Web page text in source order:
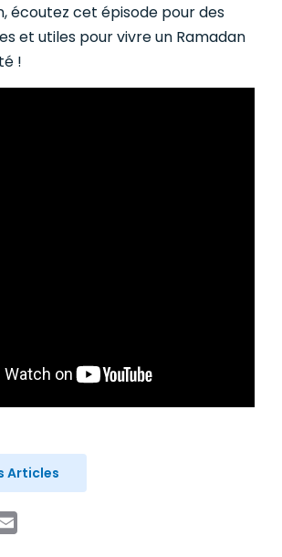
écoutez cet épisode pour des
et utiles pour vivre un Ramadan
!
Articles